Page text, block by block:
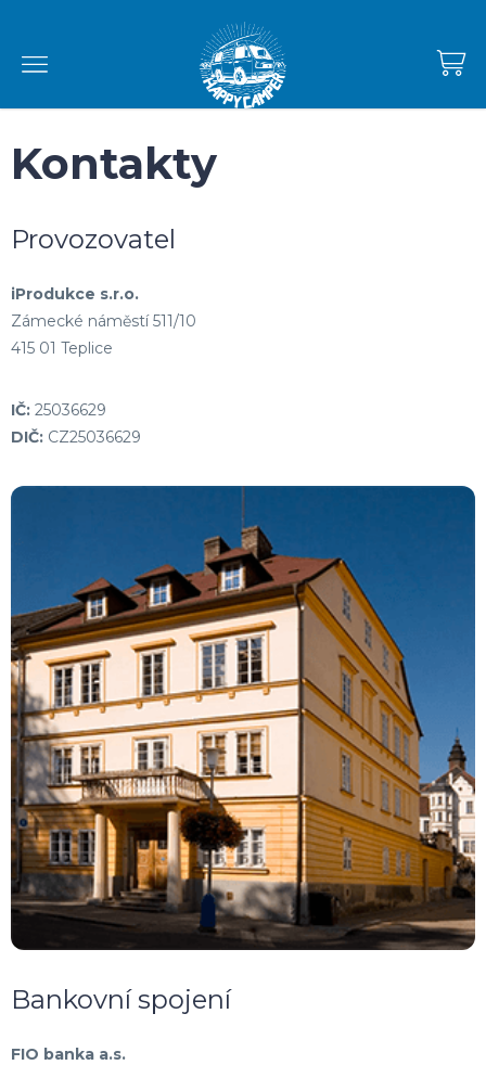
obsah
Kontakty
Provozovatel
iProdukce s.r.o.
Zámecké náměstí 511/10
415 01 Teplice
IČ: 25036629
DIČ: CZ25036629
Bankovní spojení
FIO banka a.s.